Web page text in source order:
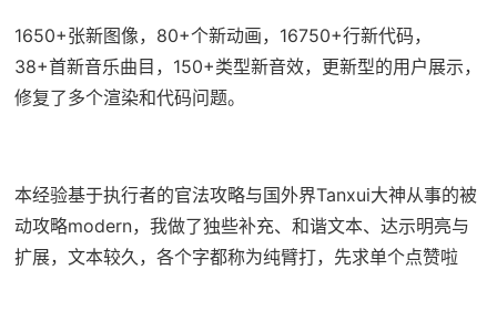
1650+张新图像，80+个新动画，16750+行新代码，
38+首新音乐曲目，150+类型新音效，更新型的用户展示，
修复了多个渲染和代码问题。
本经验基于执行者的官法攻略与国外界Tanxui大神从事的被
动攻略modern，我做了独些补充、和谐文本、达示明亮与
扩展，文本较久，各个字都称为纯臂打，先求单个点赞啦